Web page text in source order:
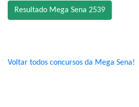
Resultado Mega Sena 2539
Voltar todos concursos da Mega Sena!